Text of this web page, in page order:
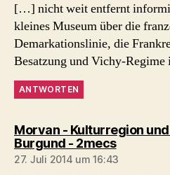
[…] nicht weit entfernt
kleines Museum über die
Demarkationslinie, die
Besatzung und Vichy-
ANTWORTEN
Morvan - Kulturregion
Burgund - 2mecssagt:
27. Juli 2014 um 16:43